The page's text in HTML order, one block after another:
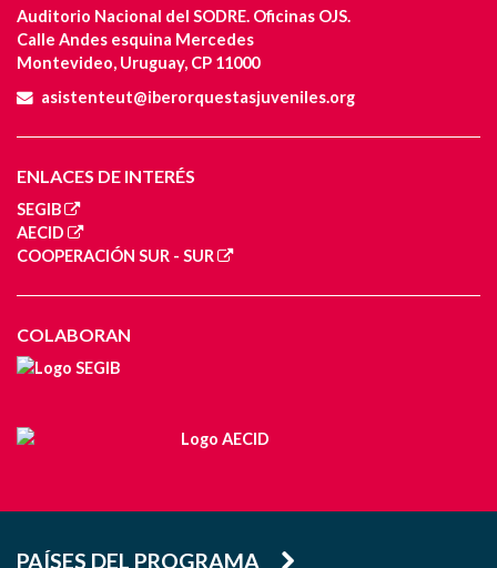
Auditorio Nacional del SODRE. Oficinas OJS.
Calle Andes esquina Mercedes
Montevideo, Uruguay, CP 11000
asistenteut@iberorquestasjuveniles.org
ENLACES DE INTERÉS
SEGIB
AECID
COOPERACIÓN SUR - SUR
COLABORAN
PAÍSES DEL PROGRAMA